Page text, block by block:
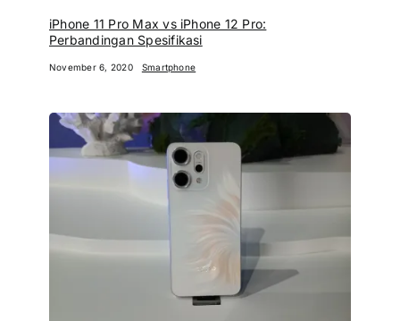
iPhone 11 Pro Max vs iPhone 12 Pro:
Perbandingan Spesifikasi
November 6, 2020 Smartphone